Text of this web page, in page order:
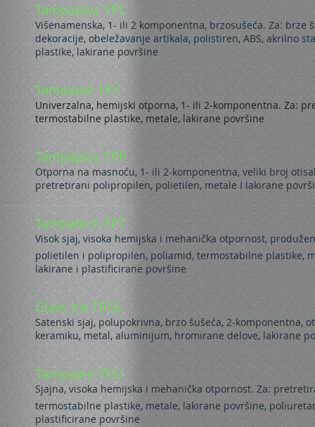
Tampaplus TPL
Višenamenska, 1- ili 2 komponentna, brzosušeća. Za: brze
dekoracije, obeležavanje artikala, polistiren, ABS, akrilno
plastike, lakirane površine
Tampapol TPY
Univerzalna, hemijski otporna, 1- ili 2-komponentna. Za:
termostabilne plastike, metale, lakirane površine
Tampaplus TPP
Otporna na masnoću, 1- ili 2-komponentna, veliki broj
pretretirani polipropilen, polietilen, metale I lakirane
Tampatech TPT
Visok sjaj, visoka hemijska i mehanička otpornost,
polietilen i polipropilen, poliamid, termostabilne plastike,
lakirane i plastificirane površine
Glass Ink TPGL
Satenski sjaj, polupokrivna, brzo šušeća, 2-komponentna,
keramiku, metal, aluminijum, hromirane delove, lakirane
Tampapur TPU
Sjajna, visoka hemijska i mehanička otpornost. Za:
termostabilne plastike, metale, lakirane površine,
plastificirane površine